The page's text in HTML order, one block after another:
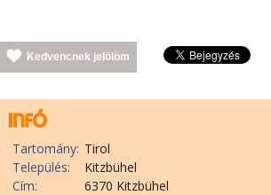
Kedvencnek jelölöm
Tartomány: Tirol
Település:
Kitzbühel
Cím:
6370 Kitzbühel